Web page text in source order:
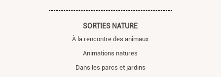
SORTIES NATURE
À la rencontre des animaux
Animations natures
Dans les parcs et jardins